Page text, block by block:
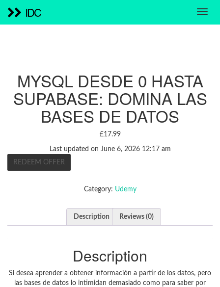
IDC
MYSQL DESDE 0 HASTA
SUPABASE: DOMINA LAS
BASES DE DATOS
£17.99
Last updated on June 6, 2026 12:17 am
REDEEM OFFER
Category: Udemy
Description Reviews (0)
Description
Si desea aprender a obtener información a partir de los datos, pero
las bases de datos lo intimidan demasiado como para saber por